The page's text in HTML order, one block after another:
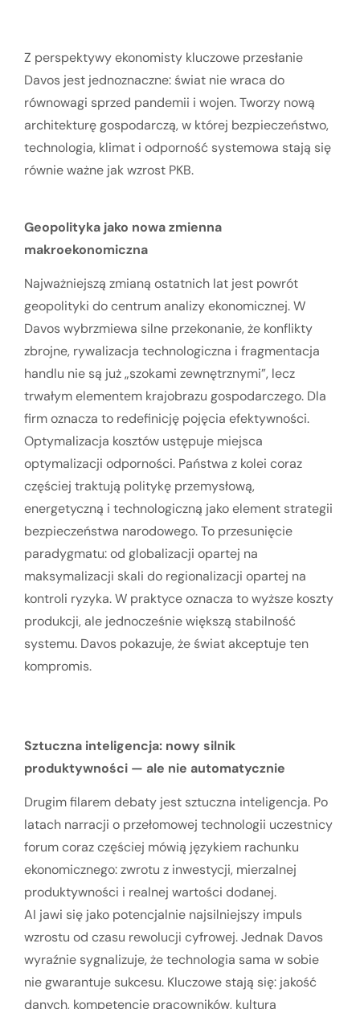
Z perspektywy ekonomisty kluczowe przesłanie
Davos jest jednoznaczne: świat nie wraca do
równowagi sprzed pandemii i wojen. Tworzy nową
architekturę gospodarczą, w której bezpieczeństwo,
technologia, klimat i odporność systemowa stają się
równie ważne jak wzrost PKB.
Geopolityka jako nowa zmienna
makroekonomiczna
Najważniejszą zmianą ostatnich lat jest powrót
geopolityki do centrum analizy ekonomicznej. W
Davos wybrzmiewa silne przekonanie, że konflikty
zbrojne, rywalizacja technologiczna i fragmentacja
handlu nie są już „szokami zewnętrznymi”, lecz
trwałym elementem krajobrazu gospodarczego. Dla
firm oznacza to redefinicję pojęcia efektywności.
Optymalizacja kosztów ustępuje miejsca
optymalizacji odporności. Państwa z kolei coraz
częściej traktują politykę przemysłową,
energetyczną i technologiczną jako element strategii
bezpieczeństwa narodowego. To przesunięcie
paradygmatu: od globalizacji opartej na
maksymalizacji skali do regionalizacji opartej na
kontroli ryzyka. W praktyce oznacza to wyższe koszty
produkcji, ale jednocześnie większą stabilność
systemu. Davos pokazuje, że świat akceptuje ten
kompromis.
Sztuczna inteligencja: nowy silnik
produktywności — ale nie automatycznie
Drugim filarem debaty jest sztuczna inteligencja. Po
latach narracji o przełomowej technologii uczestnicy
forum coraz częściej mówią językiem rachunku
ekonomicznego: zwrotu z inwestycji, mierzalnej
produktywności i realnej wartości dodanej.
AI jawi się jako potencjalnie najsilniejszy impuls
wzrostu od czasu rewolucji cyfrowej. Jednak Davos
wyraźnie sygnalizuje, że technologia sama w sobie
nie gwarantuje sukcesu. Kluczowe stają się: jakość
danych, kompetencje pracowników, kultura